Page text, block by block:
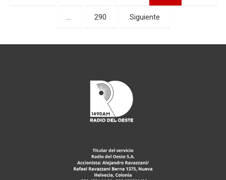
de
entradas
290 Siguiente